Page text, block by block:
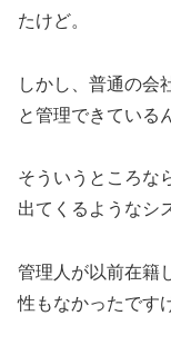
たけど。
しかし、普通の会
と管理できている
そういうところな
出てくるようなシ
管理人が以前在籍
性もなかったです